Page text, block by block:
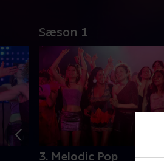
Sæson 1
3. Melodic Pop